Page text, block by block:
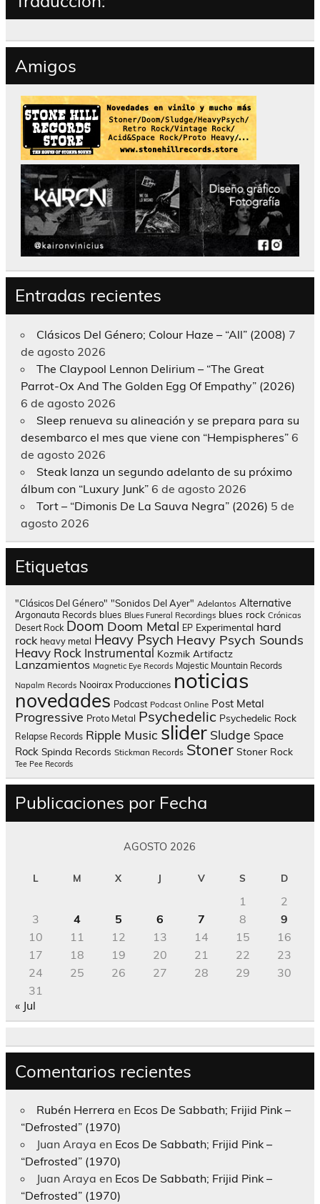
Amigos
Entradas recientes
Clásicos Del Género; Colour Haze – “All” (2008) 7
de agosto 2026
The Claypool Lennon Delirium – “The Great
Parrot-Ox And The Golden Egg Of Empathy” (2026)
6 de agosto 2026
Sleep renueva su alineación y se prepara para su
desembarco el mes que viene con “Hempispheres” 6
de agosto 2026
Steak lanza un segundo adelanto de su próximo
álbum con “Luxury Junk” 6 de agosto 2026
Tort – “Dimonis De La Sauva Negra” (2026) 5 de
agosto 2026
Etiquetas
"Clásicos Del Género" "Sonidos Del Ayer" Adelantos Alternative
Argonauta Records blues Blues Funeral Recordings blues rock Crónicas
Desert Rock Doom Doom Metal EP Experimental hard
rock heavy metal Heavy Psych Heavy Psych Sounds
Heavy Rock Instrumental Kozmik Artifactz
Lanzamientos Magnetic Eye Records Majestic Mountain Records
Napalm Records Nooirax Producciones noticias
novedades Podcast Podcast Online Post Metal
Progressive Proto Metal Psychedelic Psychedelic Rock
Relapse Records Ripple Music slider Sludge Space
Rock Spinda Records Stickman Records Stoner Stoner Rock
Tee Pee Records
Publicaciones por Fecha
AGOSTO 2026
L M X J V S D
1
2
3
4 5 6 7 8
9
10
11 12 13 14 15
16
17
18 19 20 21 22
23
24
25 26 27 28 29
30
31
« Jul
Comentarios recientes
Rubén Herrera en Ecos De Sabbath; Frijid Pink –
“Defrosted” (1970)
Juan Araya en Ecos De Sabbath; Frijid Pink –
“Defrosted” (1970)
Juan Araya en Ecos De Sabbath; Frijid Pink –
“Defrosted” (1970)